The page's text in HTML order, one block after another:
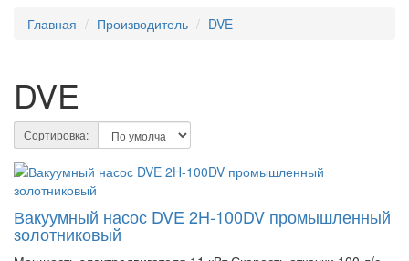
Главная
Производитель DVE
DVE
Сортировка:
Вакуумный насос DVE 2H-100DV промышленный
золотниковый